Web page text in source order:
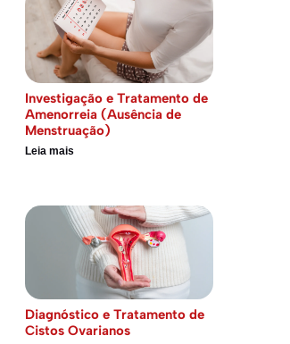
Investigação e Tratamento de
Amenorreia (Ausência de
Menstruação)
Leia mais
Diagnóstico e Tratamento de
Cistos Ovarianos